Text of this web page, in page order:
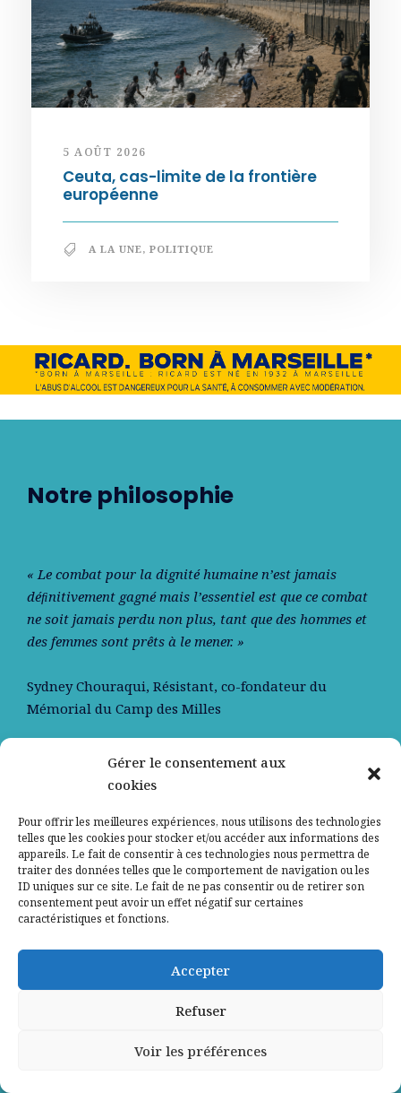
Gérer le consentement aux
cookies
Pour offrir les meilleures expériences, nous utilisons des technologies
telles que les cookies pour stocker et/ou accéder aux informations des
appareils. Le fait de consentir à ces technologies nous permettra de
traiter des données telles que le comportement de navigation ou les
ID uniques sur ce site. Le fait de ne pas consentir ou de retirer son
consentement peut avoir un effet négatif sur certaines
caractéristiques et fonctions.
Accepter
Refuser
Voir les préférences
5 AOÛT 2026
Ceuta, cas-limite de la frontière
européenne
A LA UNE, POLITIQUE
Notre philosophie
« Le combat pour la dignité humaine n’est jamais
déﬁnitivement gagné mais l’essentiel est que ce combat
ne soit jamais perdu non plus, tant que des hommes et
des femmes sont prêts à le mener. »
Sydney Chouraqui, Résistant, co-fondateur du
Mémorial du Camp des Milles
Nos partenaires
Qui sommes-nous ?
Politique de confidentialité